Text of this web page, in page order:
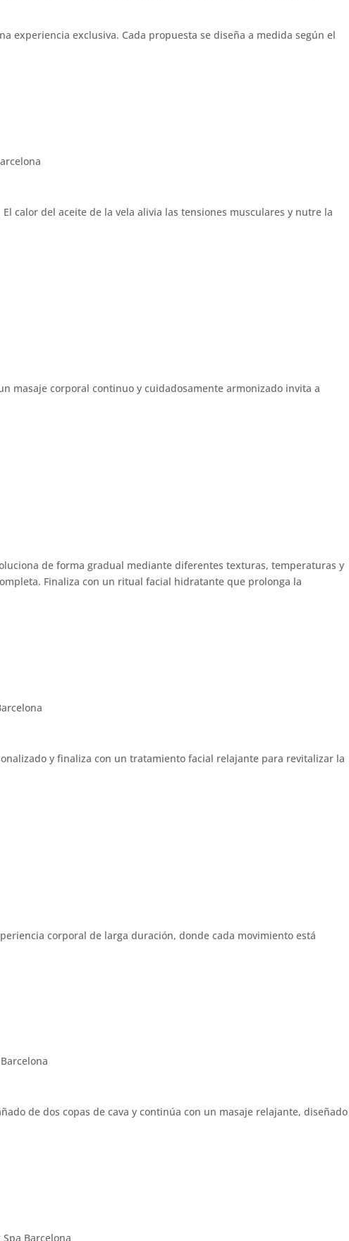
experiencia exclusiva. Cada propuesta se diseña a medida según el
calor del aceite de la vela alivia las tensiones musculares y nutre la
masaje corporal continuo y cuidadosamente armonizado invita a
de forma gradual mediante diferentes texturas, temperaturas y
Finaliza con un ritual facial hidratante que prolonga la
y finaliza con un tratamiento facial relajante para revitalizar la
corporal de larga duración, donde cada movimiento está
de dos copas de cava y continúa con un masaje relajante, diseñado